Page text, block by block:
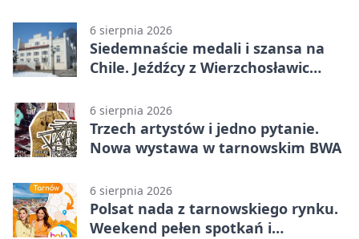
6 sierpnia 2026
Siedemnaście medali i szansa na
Chile. Jeźdźcy z Wierzchosławic
6 sierpnia 2026
Trzech artystów i jedno pytanie.
Nowa wystawa w tarnowskim BWA
6 sierpnia 2026
Polsat nada z tarnowskiego rynku.
Weekend pełen spotkań i